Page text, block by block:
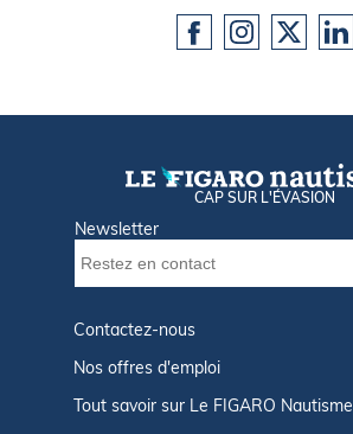
CAP SUR L'ÉVASION
Newsletter
Contactez-nous
Nos offres d'emploi
Tout savoir sur Le FIGARO Nautisme